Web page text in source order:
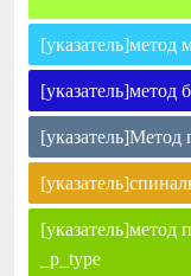
[указатель]метод
[указатель]метод
[указатель]Метод
[указатель]метод
_p_type